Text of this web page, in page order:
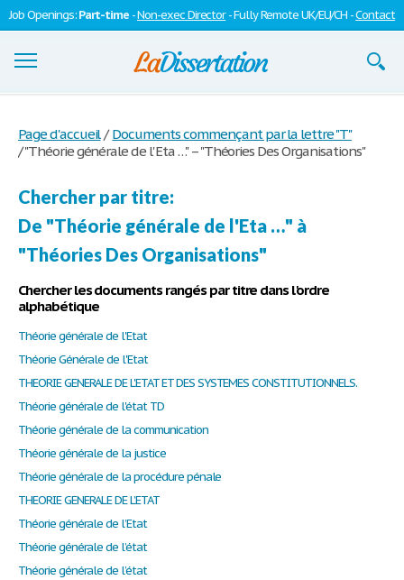
Job Openings:Part-time -Non-exec Director- Fully Remote UK/EU/CH -Contact
S'inscrire
Se connecter
Contactez-nous
Page d'accueil / Documents commençant par la lettre "T"
/"Théorie générale de l'Eta …" – "Théories Des Organisations"
Chercher par titre:
De "Théorie générale de l'Eta …" à
"Théories Des Organisations"
Chercher les documents rangés par titre dans l'ordre
alphabétique
Théorie générale de l'Etat
Théorie Générale de l'Etat
THEORIE GENERALE DE L'ETAT ET DES SYSTEMES CONSTITUTIONNELS.
Théorie générale de l'état TD
Théorie générale de la communication
Théorie générale de la justice
Théorie générale de la procédure pénale
THEORIE GENERALE DE L’ETAT
Théorie générale de l’Etat
Théorie générale de l’état
Théorie générale de l’état